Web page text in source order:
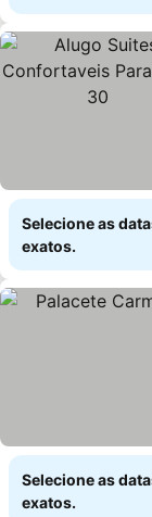
Selecione as
exatos.
Selecione as
exatos.